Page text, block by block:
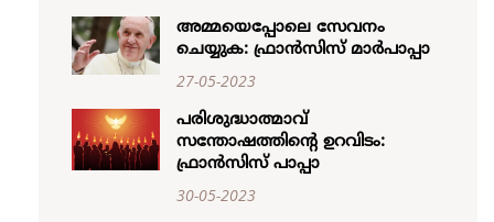
അമ്മയെപ്പോലെ സേവനം
ചെയ്യുക: ഫ്രാൻസിസ് മാർപാപ്പാ
27-05-2023
പരിശുദ്ധാത്മാവ്
സന്തോഷത്തിന്റെ ഉറവിടം:
ഫ്രാൻസിസ് പാപ്പാ
30-05-2023